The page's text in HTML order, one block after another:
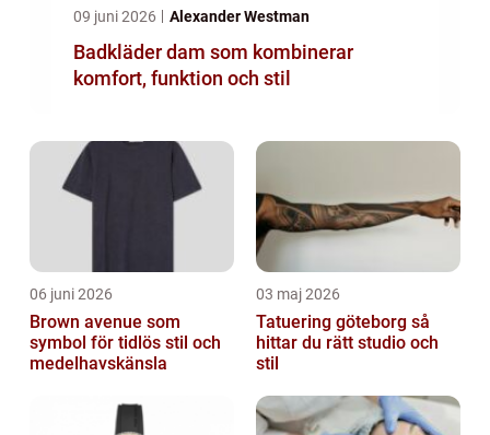
09 juni 2026 Alexander Westman
Badkläder dam som kombinerar
komfort, funktion och stil
06 juni 2026
Brown avenue som
symbol för tidlös stil och
medelhavskänsla
03 maj 2026
Tatuering göteborg så
hittar du rätt studio och
stil